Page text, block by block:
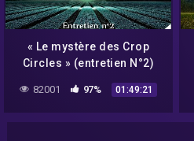
« Le mystère des Crop
Circles » (entretien N°2)
NURÉA TV
82001 97% 01:49:21